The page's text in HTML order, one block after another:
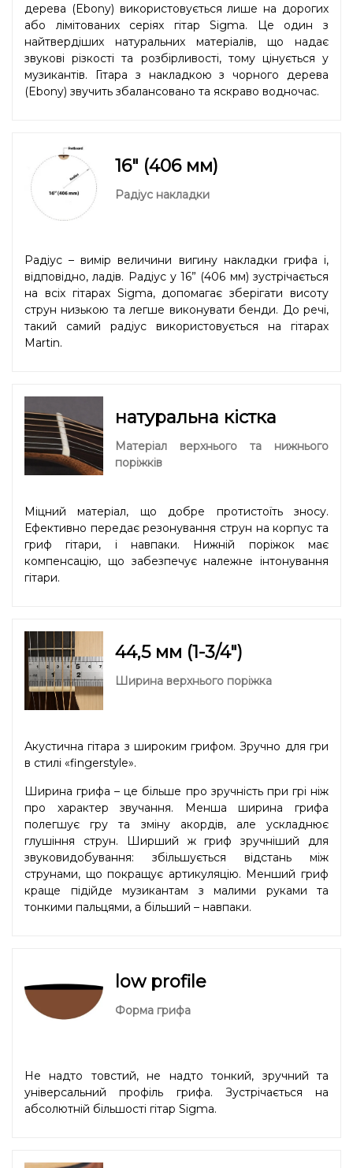
дерева (Ebony) використовується лише на дорогих
або лімітованих серіях гітар Sigma. Це один з
найтвердіших натуральних матеріалів, що надає
звукові різкості та розбірливості, тому цінується у
музикантів. Гітара з накладкою з чорного дерева
(Ebony) звучить збалансовано та яскраво водночас.
16" (406 мм)
Радіус накладки
Радіус – вимір величини вигину накладки грифа і,
відповідно, ладів. Радіус у 16” (406 мм) зустрічається
на всіх гітарах Sigma, допомагає зберігати висоту
струн низькою та легше виконувати бенди. До речі,
такий самий радіус використовується на гітарах
Martin.
натуральна кістка
Матеріал верхнього та нижнього
поріжків
Міцний матеріал, що добре протистоїть зносу.
Ефективно передає резонування струн на корпус та
гриф гітари, і навпаки. Нижній поріжок має
компенсацію, що забезпечує належне інтонування
гітари.
44,5 мм (1-3/4″)
Ширина верхнього поріжка
Акустична гітара з широким грифом. Зручно для гри
в стилі «fingerstyle».
Ширина грифа – це більше про зручність при грі ніж
про характер звучання. Менша ширина грифа
полегшує гру та зміну акордів, але ускладнює
глушіння струн. Ширший ж гриф зручніший для
звуковидобування: збільшується відстань між
струнами, що покращує артикуляцію. Менший гриф
краще підійде музикантам з малими руками та
тонкими пальцями, а більший – навпаки.
low profile
Форма грифа
Не надто товстий, не надто тонкий, зручний та
універсальний профіль грифа. Зустрічається на
абсолютній більшості гітар Sigma.